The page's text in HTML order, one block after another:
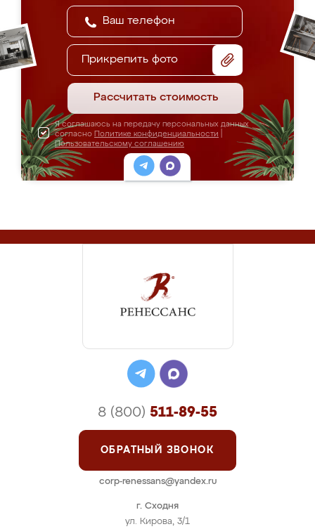
Прикрепить фото
Рассчитать стоимость
Я соглашаюсь на передачу персональных данных
согласно Политике конфиденциальности
Пользовательскому соглашению
г. Сходня
ул. Кирова, 3/1
8 (800) 511-89-55
ОБРАТНЫЙ ЗВОНОК
corp-renessans@yandex.ru